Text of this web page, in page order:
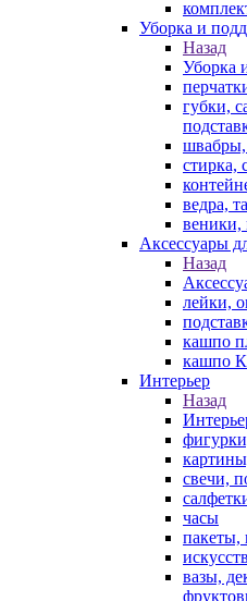
Уборка и
Назад
Уборка
губки,
швабры,
стирка,
ведра,
веники,
Аксессуары
Назад
лейки,
кашпо
кашпо
Интерьер
Назад
свечи,
часы
пакеты,
вазы,